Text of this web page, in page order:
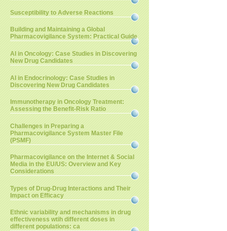
Susceptibility to Adverse Reactions
Building and Maintaining a Global
Pharmacovigilance System: Practical Guide
AI in Oncology: Case Studies in Discovering
New Drug Candidates
AI in Endocrinology: Case Studies in
Discovering New Drug Candidates
Immunotherapy in Oncology Treatment:
Assessing the Benefit-Risk Ratio
Challenges in Preparing a
Pharmacovigilance System Master File
(PSMF)
Pharmacovigilance on the Internet & Social
Media in the EU/US: Overview and Key
Considerations
Types of Drug-Drug Interactions and Their
Impact on Efficacy
Ethnic variability and mechanisms in drug
effectiveness wtih different doses in
different populations: ca